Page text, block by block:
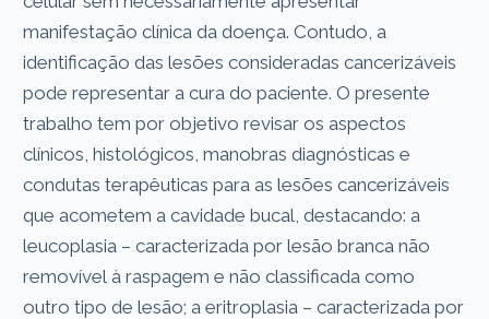
manifestação clínica da doença. Contudo, a
identificação das lesões consideradas cancerizáveis
pode representar a cura do paciente. O presente
trabalho tem por objetivo revisar os aspectos
clínicos, histológicos, manobras diagnósticas e
condutas terapêuticas para as lesões cancerizáveis
que acometem a cavidade bucal, destacando: a
leucoplasia – caracterizada por lesão branca não
removível à raspagem e não classificada como
outro tipo de lesão; a eritroplasia – caracterizada por